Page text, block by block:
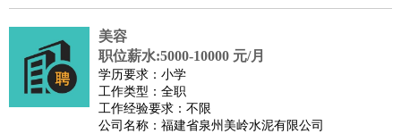
美容
职位薪水:5000-10000 元/月
学历要求：小学
工作类型：全职
工作经验要求：不限
公司名称：福建省泉州美岭水泥有限公司